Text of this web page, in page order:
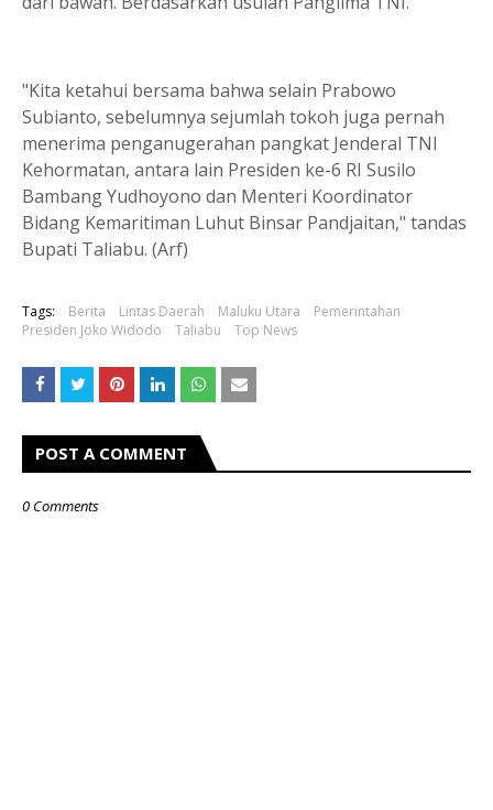
"Kita ketahui bersama bahwa selain Prabowo
Subianto, sebelumnya sejumlah tokoh juga pernah
menerima penganugerahan pangkat Jenderal TNI
Kehormatan, antara lain Presiden ke-6 RI Susilo
Bambang Yudhoyono dan Menteri Koordinator
Bidang Kemaritiman Luhut Binsar Pandjaitan," tandas
Bupati Taliabu. (Arf)
Tags: Berita Lintas Daerah Maluku Utara
Pemerintahan
Presiden Joko Widodo
Taliabu Top News
POST A COMMENT
0 Comments